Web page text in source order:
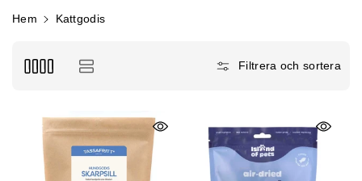
r
Hem Kattgodis
Filtrera och sortera